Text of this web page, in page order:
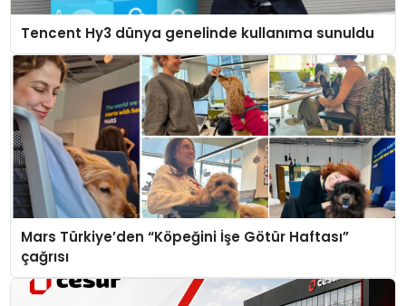
Tencent Hy3 dünya genelinde kullanıma sunuldu
Mars Türkiye’den “Köpeğini İşe Götür Haftası”
çağrısı